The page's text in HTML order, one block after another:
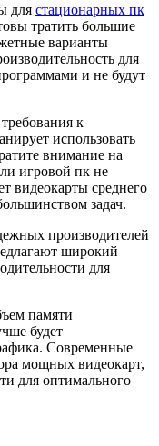
для стационарных пк
тратить большие
варианты
для
и не будут
к
использовать
внимание на
игровой пк не
видеокарты среднего
задач.
производителей
широкий
для
памяти
будет
Современные
мощных видеокарт,
для оптимального